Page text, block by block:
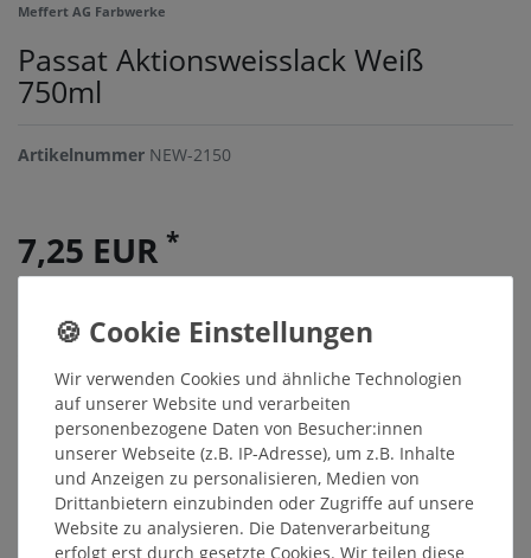
Meffert AG Farbwerke
Passat Aktionsweisslack Weiß
750ml
Artikelnummer NEW-2150
7,25 EUR *
Grundpreis
9,67 € / Liter
In den Warenkorb
Wunschliste
* inkl. ges. MwSt. zzgl.Versandkosten
Wir verwenden Cookies und ähnliche Technologien
auf unserer Website und verarbeiten
personenbezogene Daten von Besucher:innen
unserer Webseite (z.B. IP-Adresse), um z.B. Inhalte
und Anzeigen zu personalisieren, Medien von
Drittanbietern einzubinden oder Zugriffe auf unsere
Website zu analysieren. Die Datenverarbeitung
erfolgt erst durch gesetzte Cookies. Wir teilen diese